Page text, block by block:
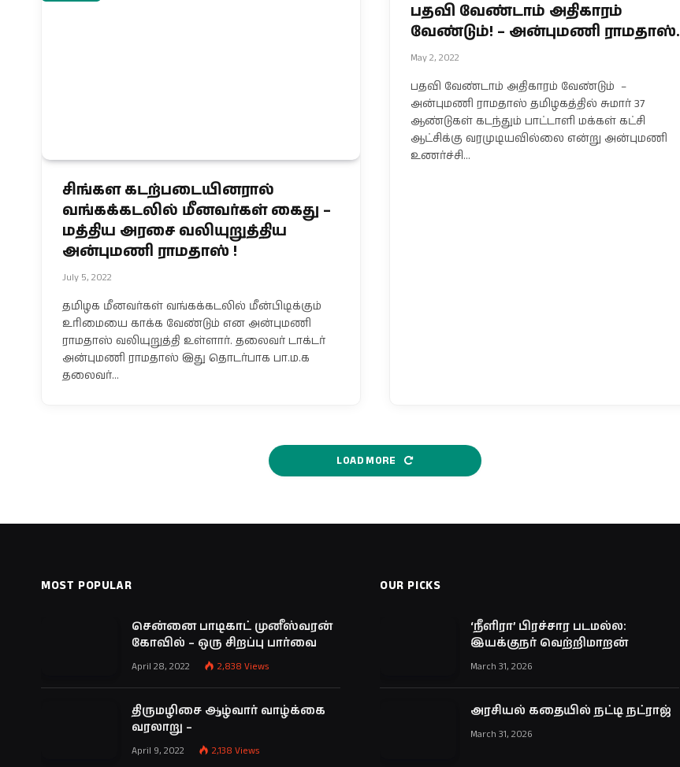
சிங்கள கடற்படையினரால்
வங்கக்கடலில் மீனவர்கள் கைது –
மத்திய அரசை வலியுறுத்திய
அன்புமணி ராமதாஸ் !
July 5, 2022
தமிழக மீனவர்கள் வங்கக்கடலில் மீன்பிடிக்கும்
உரிமையை காக்க வேண்டும் என அன்புமணி
ராமதாஸ் வலியுறுத்தி உள்ளார். தலைவர் டாக்டர்
அன்புமணி ராமதாஸ் இது தொடர்பாக பா.ம.க
தலைவர்…
பதவி வேண்டாம் அதிகாரம்
வேண்டும்! – அன்புமணி ராமதாஸ்.
May 2, 2022
பதவி வேண்டாம் அதிகாரம் வேண்டும் –
அன்புமணி ராமதாஸ் தமிழகத்தில் சுமார் 37
ஆண்டுகள் கடந்தும் பாட்டாளி மக்கள் கட்சி
ஆட்சிக்கு வரமுடியவில்லை என்று அன்புமணி
உணர்ச்சி…
LOAD MORE
MOST POPULAR
சென்னை பாடிகாட் முனீஸ்வரன்
கோவில் – ஒரு சிறப்பு பார்வை
April 28, 2022 2,838 Views
திருமழிசை ஆழ்வார் வாழ்க்கை
வரலாறு –
April 9, 2022 2,138 Views
OUR PICKS
‘நீளிரா’ பிரச்சார படமல்ல:
இயக்குநர் வெற்றிமாறன்
March 31, 2026
அரசியல் கதையில் நட்டி நட்ராஜ்
March 31, 2026